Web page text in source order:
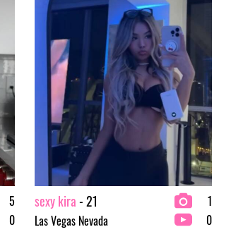
5
0
sexy kira- 21
Las Vegas Nevada
1
0